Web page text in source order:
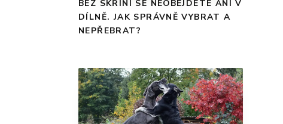
BEZ SKŘÍNÍ SE NEOBEJDETE ANI V
DÍLNĚ. JAK SPRÁVNĚ VYBRAT A
NEPŘEBRAT?